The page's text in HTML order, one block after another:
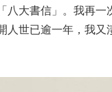
八大書信」。我再一
人世已逾一年，我又